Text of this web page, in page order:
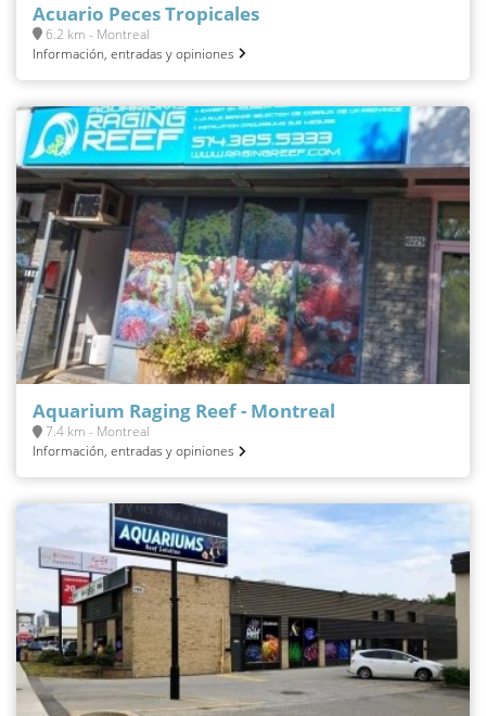
Acuario Peces Tropicales
6.2 km - Montreal
Información, entradas y opiniones
Aquarium Raging Reef - Montreal
7.4 km - Montreal
Información, entradas y opiniones